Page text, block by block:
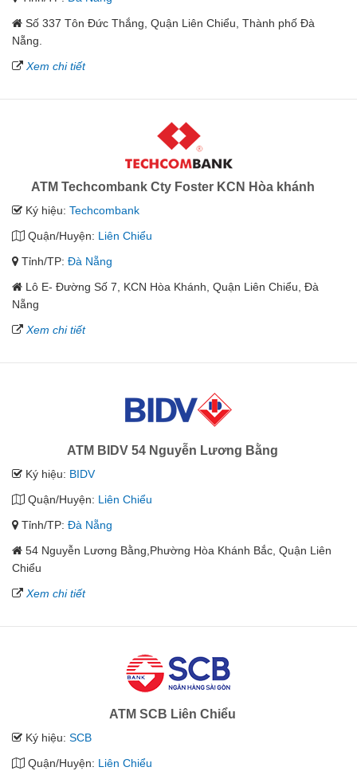
Số 337 Tôn Đức Thắng, Quận Liên Chiểu, Thành phố Đà
Nẵng.
Xem chi tiết
ATM Techcombank Cty Foster KCN Hòa khánh
Ký hiệu: Techcombank
Quận/Huyện: Liên Chiểu
Tỉnh/TP: Đà Nẵng
Lô E- Đường Số 7, KCN Hòa Khánh, Quận Liên Chiểu, Đà
Nẵng
Xem chi tiết
ATM BIDV 54 Nguyễn Lương Bằng
Ký hiệu: BIDV
Quận/Huyện: Liên Chiểu
Tỉnh/TP: Đà Nẵng
54 Nguyễn Lương Bằng,Phường Hòa Khánh Bắc, Quận Liên
Chiểu
Xem chi tiết
ATM SCB Liên Chiểu
Ký hiệu: SCB
Quận/Huyện: Liên Chiểu